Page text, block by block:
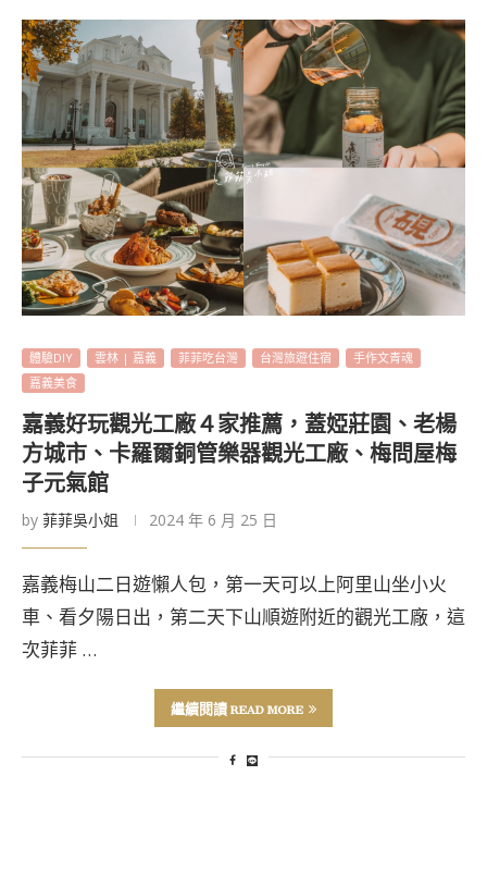
體驗DIY 雲林 | 嘉義 菲菲吃台灣 台灣旅遊住宿
手作文青魂
嘉義美食
嘉義好玩觀光工廠４家推薦，蓋婭莊園、老楊
方城市、卡羅爾銅管樂器觀光工廠、梅問屋梅
子元氣館
by 菲菲吳小姐 2024 年 6 月 25 日
嘉義梅山二日遊懶人包，第一天可以上阿里山坐小火
車、看夕陽日出，第二天下山順遊附近的觀光工廠，這
次菲菲 …
繼續閱讀 READ MORE